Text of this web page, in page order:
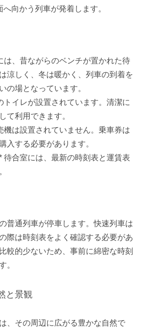
向かう列車が発着します。
は、昔ながらのベンチが置かれた待
涼しく、冬は暖かく、列車の到着を
の場となっています。
トイレが設置されています。清潔に
て利用できます。
機は設置されていません。乗車券は
入する必要があります。
待合室には、最新の時刻表と運賃表
普通列車が停車します。快速列車は
際は時刻表をよく確認する必要があ
較的少ないため、事前に綿密な時刻
。
と景観
、その周辺に広がる豊かな自然で